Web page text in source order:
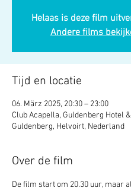
Helaas is deze film
Andere films
Tijd en locatie
06. März 2025, 20:30 – 23:00
Club Acapella, Guldenberg Hotel
Guldenberg, Helvoirt, Nederland
Over de film
De film start om 20.30 uur, maar